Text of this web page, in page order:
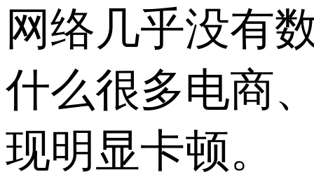
网络几乎没有
什么很多电商
现明显卡顿。